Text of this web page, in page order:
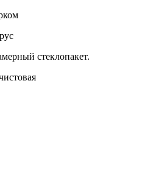
стеклопакет.